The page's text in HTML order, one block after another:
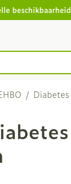
beschikbaarheid
/ Diabetes